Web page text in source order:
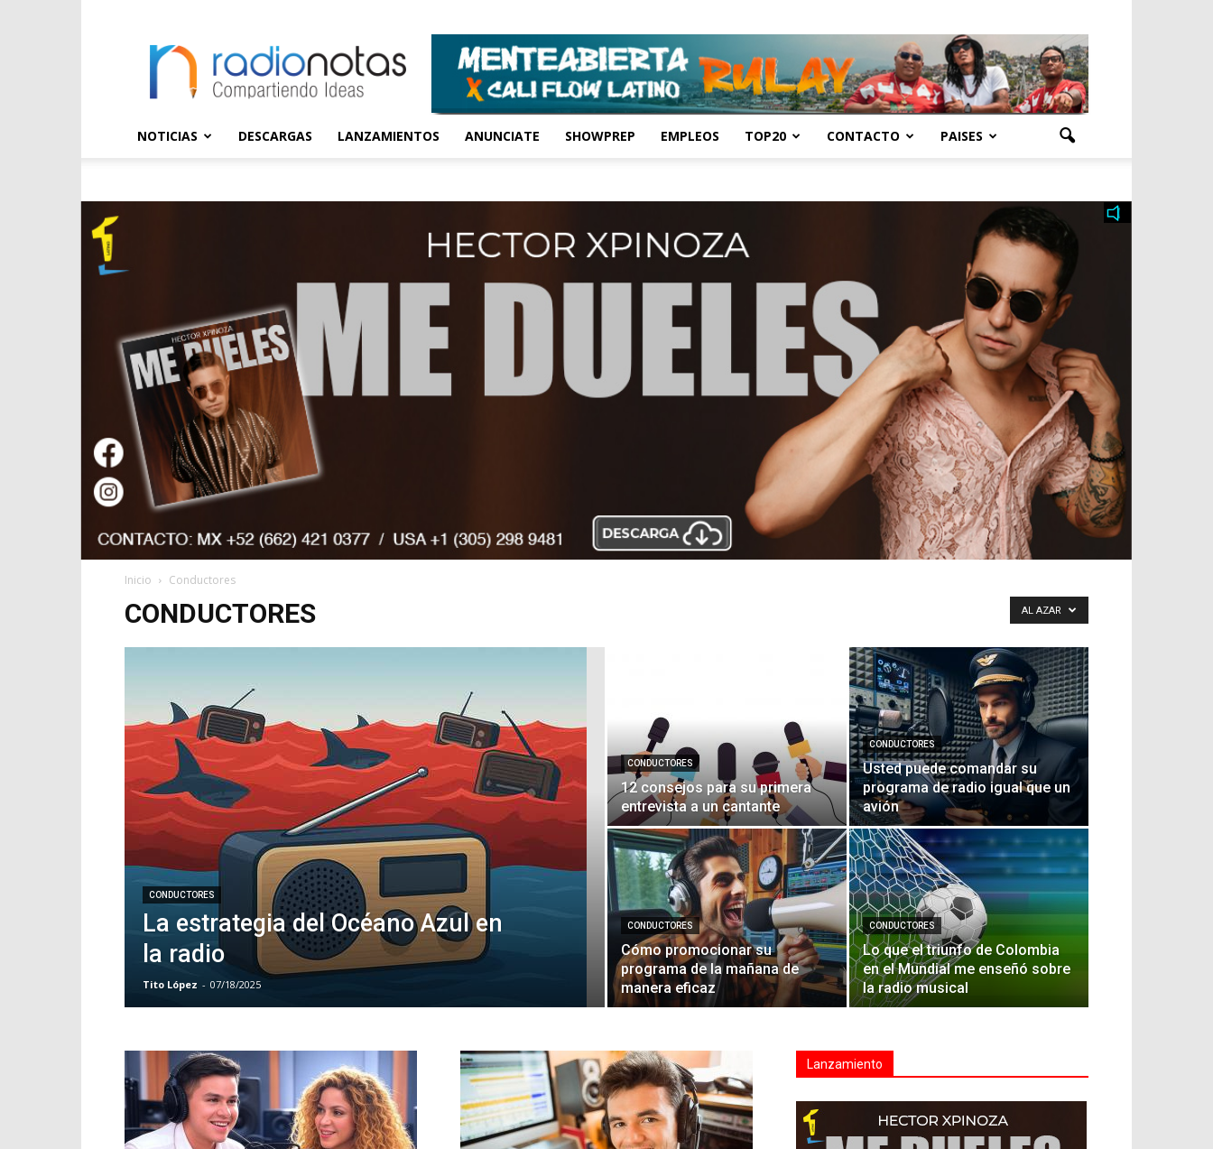
NOTICIAS DESCARGAS LANZAMIENTOS ANUNCIATE SHOWPREP EMPLEOS TOP20 CONTACTO PAISES
Inicio Conductores
CONDUCTORES AL AZAR
CONDUCTORES
La estrategia del Océano Azul en
la radio
Tito López - 07/18/2025
CONDUCTORES
12 consejos para su primera
entrevista a un cantante
CONDUCTORES
Usted puede comandar su
programa de radio igual que un
avión
CONDUCTORES
Cómo promocionar su
programa de la mañana de
manera eficaz
CONDUCTORES
Lo que el triunfo de Colombia
en el Mundial me enseñó sobre
la radio musical
Lanzamiento